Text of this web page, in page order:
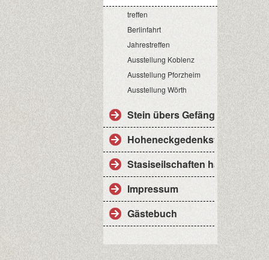
treffen
Berlinfahrt
Jahrestreffen
Ausstellung Koblenz
Ausstellung Pforzheim
Ausstellung Wörth
Stein übers Gefängnis
Hoheneckgedenkstätte
Stasiseilschaften haben
Impressum
Gästebuch